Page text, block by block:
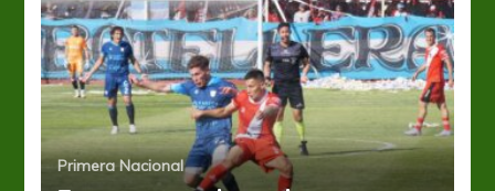
Primera Nacional